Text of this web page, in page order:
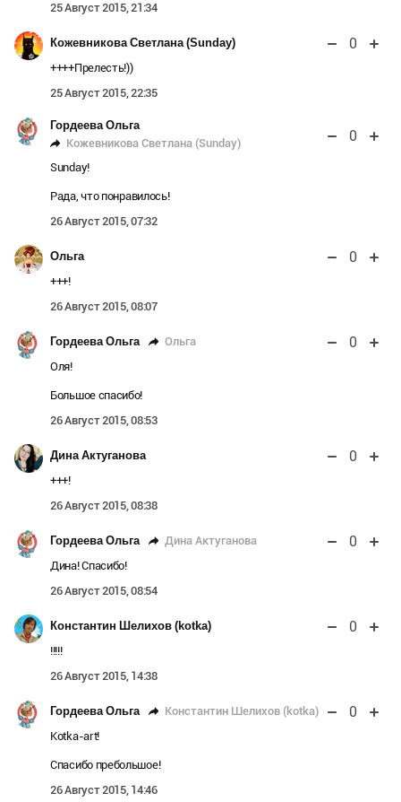
25 Август 2015, 21:34
Кожевникова Светлана (Sunday) 0
++++Прелесть!))
25 Август 2015, 22:35
Гордеева Ольга
Кожевникова Светлана (Sunday)
0
Sunday!
Рада, что понравилось!
26 Август 2015, 07:32
Ольга 0
+++!
26 Август 2015, 08:07
Гордеева Ольга Ольга 0
Оля!
Большое спасибо!
26 Август 2015, 08:53
Дина Актуганова 0
+++!
26 Август 2015, 08:38
Гордеева Ольга Дина Актуганова 0
Дина! Спасибо!
26 Август 2015, 08:54
Константин Шелихов (kotka) 0
!!!!!
26 Август 2015, 14:38
Гордеева Ольга Константин Шелихов (kotka) 0
Kotka-art!
Спасибо пребольшое!
26 Август 2015, 14:46